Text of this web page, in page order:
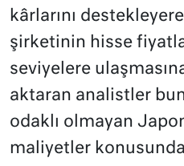
kârlarını
şirketinin hisse
seviyelere
aktaran analistler
odaklı olmayan
maliyetler